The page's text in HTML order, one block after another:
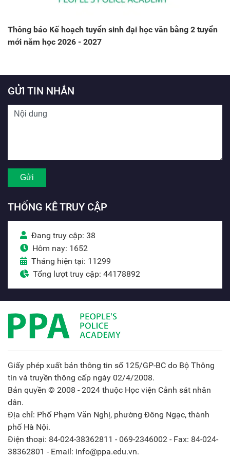
Thông báo Kế hoạch tuyển sinh đại học văn bằng 2 tuyển
mới năm học 2026 - 2027
GỬI TIN NHẮN
THỐNG KÊ TRUY CẬP
Đang truy cập: 38
Hôm nay: 1652
Tháng hiện tại: 11299
Tổng lượt truy cập: 44178892
Giấy phép xuất bản thông tin số 125/GP-BC do Bộ Thông
tin và truyền thông cấp ngày 02/4/2008.
Bản quyền © 2008 - 2024 thuộc Học viện Cảnh sát nhân
dân.
Địa chỉ: Phố Phạm Văn Nghị, phường Đông Ngạc, thành
phố Hà Nội.
Điện thoại: 84-024-38362811 - 069-2346002 - Fax: 84-024-
38362801 - Email: info@ppa.edu.vn.